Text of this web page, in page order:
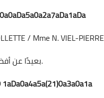
/ Mme N. VIEL-PIERRE
بعيدًا عن أفضل شكل له.